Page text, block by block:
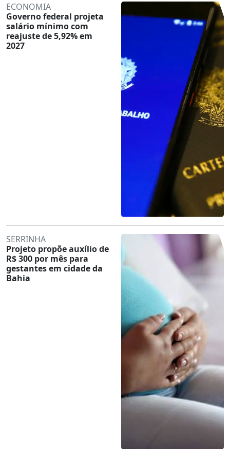
ECONOMIA
Governo federal projeta
salário mínimo com
reajuste de 5,92% em
2027
SERRINHA
Projeto propõe auxílio de
R$ 300 por mês para
gestantes em cidade da
Bahia